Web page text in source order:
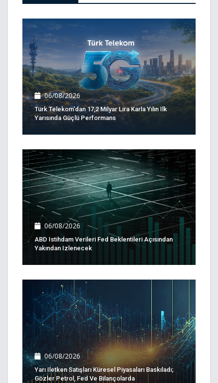
06/08/2026
Türk Telekom'dan 17,2 Milyar Lira Karla Yılın Ilk
Yarısında Güçlü Performans
06/08/2026
ABD Istihdam Verileri Fed Beklentileri Açısından
Yakından Izlenecek
06/08/2026
Yarı Iletken Satışları Küresel Piyasaları Baskıladı;
Gözler Petrol, Fed Ve Bilançolarda